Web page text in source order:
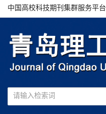
中国高校科技期刊集群服务平台